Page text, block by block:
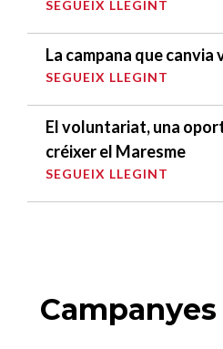
SEGUEIX LLEGINT
La campana que canvia
SEGUEIX LLEGINT
El voluntariat, una
créixer el Maresme
SEGUEIX LLEGINT